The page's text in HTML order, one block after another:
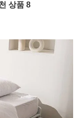
상품 8